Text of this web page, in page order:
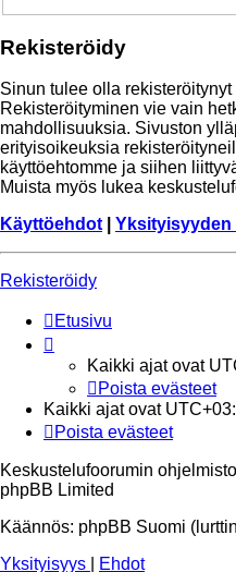
Rekisteröidy
Sinun tulee olla
Rekisteröityminen vie vain
mahdollisuuksia. Sivuston
erityisoikeuksia
käyttöehtomme ja siihen
Muista myös lukea
Käyttöehdot
Yksityisyyden
Rekisteröidy
Etusivu
Kaikki ajat ovat
Poista evästeet
Kaikki ajat ovat
Poista evästeet
Keskustelufoorumin ohjelmisto
phpBB Limited
Käännös: phpBB Suomi
Yksityisyys
Ehdot